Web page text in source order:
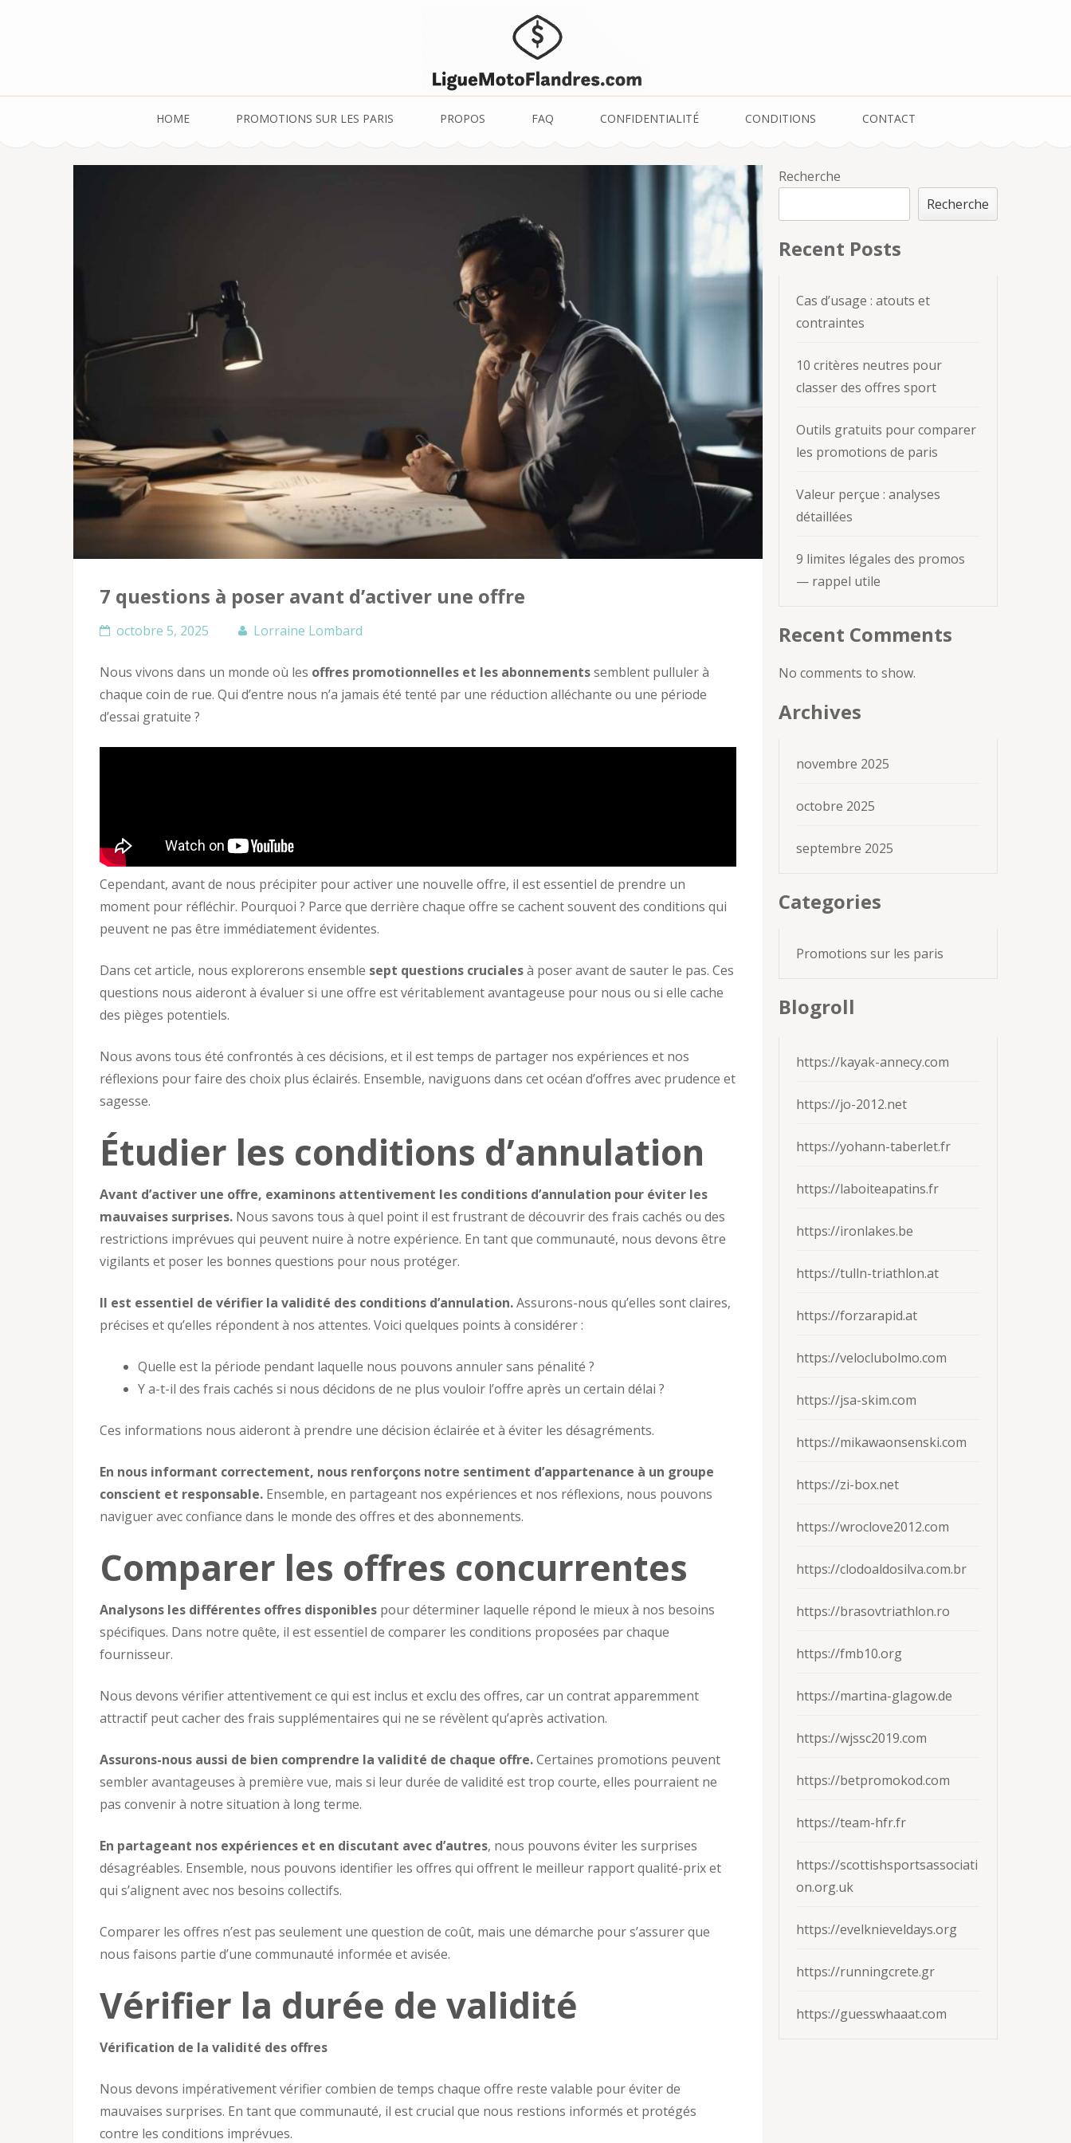
LigueMotoFlandres.com – Promotions sur les Paris
HOME PROMOTIONS SUR LES PARIS PROPOS FAQ CONFIDENTIALITÉ CONDITIONS CONTACT
7 questions à poser avant d’activer une offre
octobre 5, 2025 Lorraine Lombard
Nous vivons dans un monde où les offres promotionnelles et les abonnementssemblent pulluler à
chaque coin de rue. Qui d’entre nous n’a jamais été tenté par une réduction alléchante ou une période
d’essai gratuite ?
Cependant, avant de nous précipiter pour activer une nouvelle offre, il est essentiel de prendre un
moment pour réfléchir. Pourquoi ? Parce que derrière chaque offre se cachent souvent des conditions qui
peuvent ne pas être immédiatement évidentes.
Dans cet article, nous explorerons ensemble sept questions crucialesà poser avant de sauter le pas. Ces
questions nous aideront à évaluer si une offre est véritablement avantageuse pour nous ou si elle cache
des pièges potentiels.
Nous avons tous été confrontés à ces décisions, et il est temps de partager nos expériences et nos
réflexions pour faire des choix plus éclairés. Ensemble, naviguons dans cet océan d’offres avec prudence et
sagesse.
Étudier les conditions d’annulation
Avant d’activer une offre, examinons attentivement les conditions d’annulation pour éviter les
mauvaises surprises. Nous savons tous à quel point il est frustrant de découvrir des frais cachés ou des
restrictions imprévues qui peuvent nuire à notre expérience. En tant que communauté, nous devons être
vigilants et poser les bonnes questions pour nous protéger.
Il est essentiel de vérifier la validité des conditions d’annulation.Assurons-nous qu’elles sont claires,
précises et qu’elles répondent à nos attentes. Voici quelques points à considérer :
Quelle est la période pendant laquelle nous pouvons annuler sans pénalité ?
Y a-t-il des frais cachés si nous décidons de ne plus vouloir l’offre après un certain délai ?
Ces informations nous aideront à prendre une décision éclairée et à éviter les désagréments.
En nous informant correctement, nous renforçons notre sentiment d’appartenance à un groupe
conscient et responsable. Ensemble, en partageant nos expériences et nos réflexions, nous pouvons
naviguer avec confiance dans le monde des offres et des abonnements.
Comparer les offres concurrentes
Analysons les différentes offres disponibles pour déterminer laquelle répond le mieux à nos besoins
spécifiques. Dans notre quête, il est essentiel de comparer les conditions proposées par chaque
fournisseur.
Nous devons vérifier attentivement ce qui est inclus et exclu des offres, car un contrat apparemment
attractif peut cacher des frais supplémentaires qui ne se révèlent qu’après activation.
Assurons-nous aussi de bien comprendre la validité de chaque offre.Certaines promotions peuvent
sembler avantageuses à première vue, mais si leur durée de validité est trop courte, elles pourraient ne
pas convenir à notre situation à long terme.
En partageant nos expériences et en discutant avec d’autres, nous pouvons éviter les surprises
désagréables. Ensemble, nous pouvons identifier les offres qui offrent le meilleur rapport qualité-prix et
qui s’alignent avec nos besoins collectifs.
Comparer les offres n’est pas seulement une question de coût, mais une démarche pour s’assurer que
nous faisons partie d’une communauté informée et avisée.
Vérifier la durée de validité
Vérification de la validité des offres
Nous devons impérativement vérifier combien de temps chaque offre reste valable pour éviter de
mauvaises surprises. En tant que communauté, il est crucial que nous restions informés et protégés
contre les conditions imprévues.
Recherche
Recherche
Recent Posts
Cas d’usage : atouts et
contraintes
10 critères neutres pour
classer des offres sport
Outils gratuits pour comparer
les promotions de paris
Valeur perçue : analyses
détaillées
9 limites légales des promos
— rappel utile
Recent Comments
No comments to show.
Archives
novembre 2025
octobre 2025
septembre 2025
Categories
Promotions sur les paris
Blogroll
https://kayak-annecy.com
https://jo-2012.net
https://yohann-taberlet.fr
https://laboiteapatins.fr
https://ironlakes.be
https://tulln-triathlon.at
https://forzarapid.at
https://veloclubolmo.com
https://jsa-skim.com
https://mikawaonsenski.com
https://zi-box.net
https://wroclove2012.com
https://clodoaldosilva.com.br
https://brasovtriathlon.ro
https://fmb10.org
https://martina-glagow.de
https://wjssc2019.com
https://betpromokod.com
https://team-hfr.fr
https://scottishsportsassociati
on.org.uk
https://evelknieveldays.org
https://runningcrete.gr
https://guesswhaaat.com